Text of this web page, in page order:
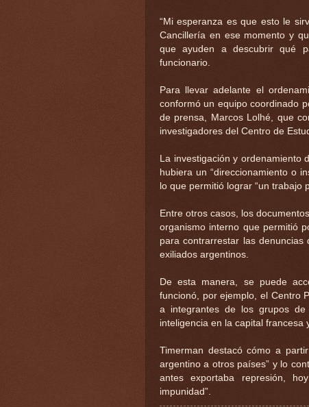
“Mi esperanza es que esto le
Cancillería en ese momento y
que ayuden a descubrir qué
funcionario.
Para llevar adelante el
conformó un equipo coordinado
de prensa, Marcos Lolhé, que
investigadores del Centro de
La investigación y
hubiera un “direccionamiento o
lo que permitió lograr “un trabajo
Entre otros casos, los
organismo interno que permitió
para contrarrestar las
exiliados argentinos.
De esta manera, se puede
funcionó, por ejemplo, el Centro
a integrantes de los grupos
inteligencia en la capital francesa
Timerman destacó cómo a
argentino a otros países” y lo
antes exportaba represión,
impunidad”.